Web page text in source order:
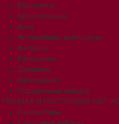
Вертолеты
Бронетехника
Флот
Автомобили, мотоциклы
Фигурки
Рельсовые
Диорамы
Афтемаркет
Подарочные наборы
ТЕХНИКА И ПОСТРОЙКИ 1:87
Локомотивы
Стартовые наборы